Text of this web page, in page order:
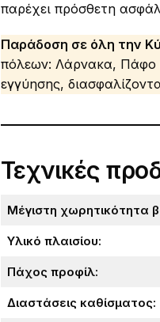
παρέχει πρόσθετη
Παράδοση σε όλη την
πόλεων: Λάρνακα, Πάφο
εγγύησης,
Τεχνικές
Μέγιστη χωρητικότητα
Υλικό πλαισίου:
Πάχος προφίλ:
Διαστάσεις καθίσματος: